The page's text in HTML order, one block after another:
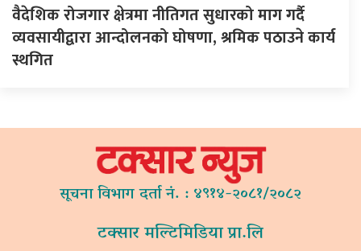
वैदेशिक रोजगार क्षेत्रमा नीतिगत सुधारको माग गर्दै
व्यवसायीद्वारा आन्दोलनको घोषणा, श्रमिक पठाउने कार्य
स्थगित
सूचना विभाग दर्ता नं. : ४९१४-२०८१/२०८२
टक्सार मल्टिमिडिया प्रा.लि